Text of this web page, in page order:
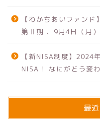
【わかちあいファン
第Ⅱ期 、9月4日（月）
【新NISA制度】2024
NISA！ なにがどう変
最